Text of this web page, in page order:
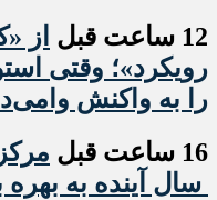
12 ساعت قبل
از
رویکرد»؛ وقتی
را به واکنش
16 ساعت قبل
سال آینده به